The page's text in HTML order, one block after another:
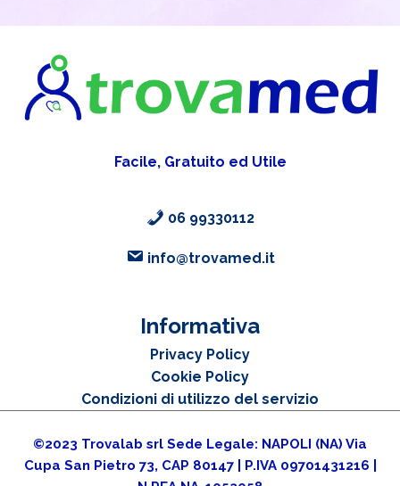
Facile, Gratuito ed Utile
06 99330112
info@trovamed.it
Informativa
Privacy Policy
Cookie Policy
Condizioni di utilizzo del servizio
©2023 Trovalab srl Sede Legale: NAPOLI (NA) Via
Cupa San Pietro 73, CAP 80147 | P.IVA 09701431216 |